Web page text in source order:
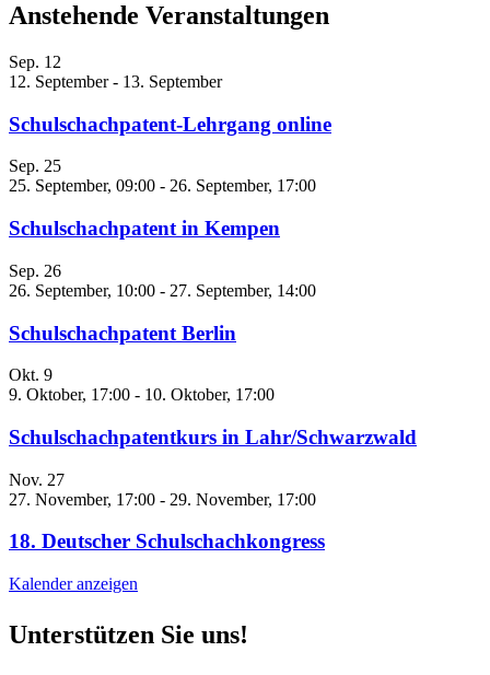
Anstehende Veranstaltungen
Sep. 12
12. September- 13. September
Schulschachpatent-Lehrgang online
Sep. 25
25. September, 09:00 - 26. September, 17:00
Schulschachpatent in Kempen
Sep. 26
26. September, 10:00 - 27. September, 14:00
Schulschachpatent Berlin
Okt. 9
9. Oktober, 17:00 - 10. Oktober, 17:00
Schulschachpatentkurs in Lahr/Schwarzwald
Nov. 27
27. November, 17:00 - 29. November, 17:00
18. Deutscher Schulschachkongress
Kalender anzeigen
Unterstützen Sie uns!